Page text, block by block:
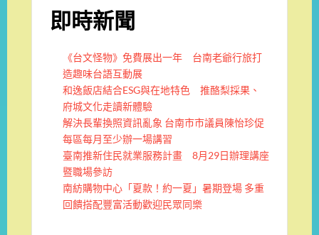
即時新聞
《台文怪物》免費展出一年 台南老爺行旅打
造趣味台語互動展
和逸飯店結合ESG與在地特色 推酪梨採果、
府城文化走讀新體驗
解決長輩換照資訊亂象 台南市市議員陳怡珍促
每區每月至少辦一場講習
臺南推新住民就業服務計畫 8月29日辦理講座
暨職場參訪
南紡購物中心「夏款！約一夏」暑期登場 多重
回饋搭配豐富活動歡迎民眾同樂